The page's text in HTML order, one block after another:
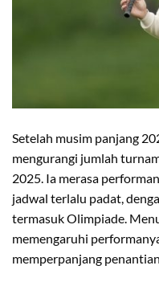
Setelah musim panjang
mengurangi jumlah
2025. Ia merasa
jadwal terlalu padat,
termasuk Olimpiade.
memengaruhi
memperpanjang